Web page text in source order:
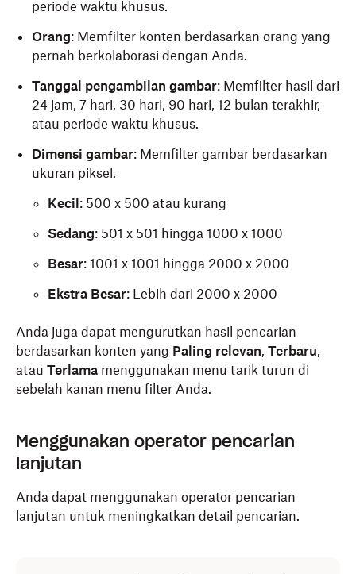
periode waktu khusus.
Orang: Memfilter konten berdasarkan orang yang
pernah berkolaborasi dengan Anda.
Tanggal pengambilan gambar: Memfilter hasil dari
24 jam, 7 hari, 30 hari, 90 hari, 12 bulan terakhir,
atau periode waktu khusus.
Dimensi gambar: Memfilter gambar berdasarkan
ukuran piksel.
Kecil : 500 x 500 atau kurang
Sedang: 501 x 501 hingga 1000 x 1000
Besar: 1001 x 1001 hingga 2000 x 2000
Ekstra Besar: Lebih dari 2000 x 2000
Anda juga dapat mengurutkan hasil pencarian
berdasarkan konten yang Paling relevan, Terbaru,
atau Terlama menggunakan menu tarik turun di
sebelah kanan menu filter Anda.
desktop Dropbox berdasarkanTanggaldanJenis
hari, 90 hari, atau 12 bulan terakhir.
Menggunakan operator pencarian
lanjutan
Anda dapat menggunakan operator pencarian
lanjutan untuk meningkatkan detail pencarian.